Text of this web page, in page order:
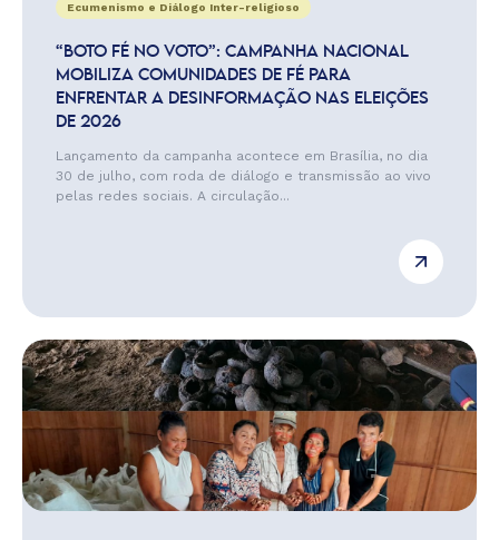
Ecumenismo e Diálogo Inter-religioso
“BOTO FÉ NO VOTO”: CAMPANHA NACIONAL
MOBILIZA COMUNIDADES DE FÉ PARA
ENFRENTAR A DESINFORMAÇÃO NAS ELEIÇÕES
DE 2026
Lançamento da campanha acontece em Brasília, no dia
30 de julho, com roda de diálogo e transmissão ao vivo
pelas redes sociais. A circulação...